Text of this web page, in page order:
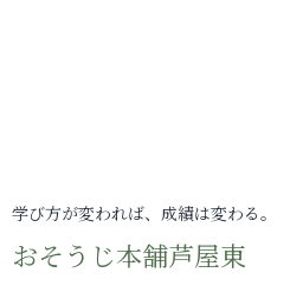
学び方が変われば、成績は変わる。
おそうじ本舗芦屋東